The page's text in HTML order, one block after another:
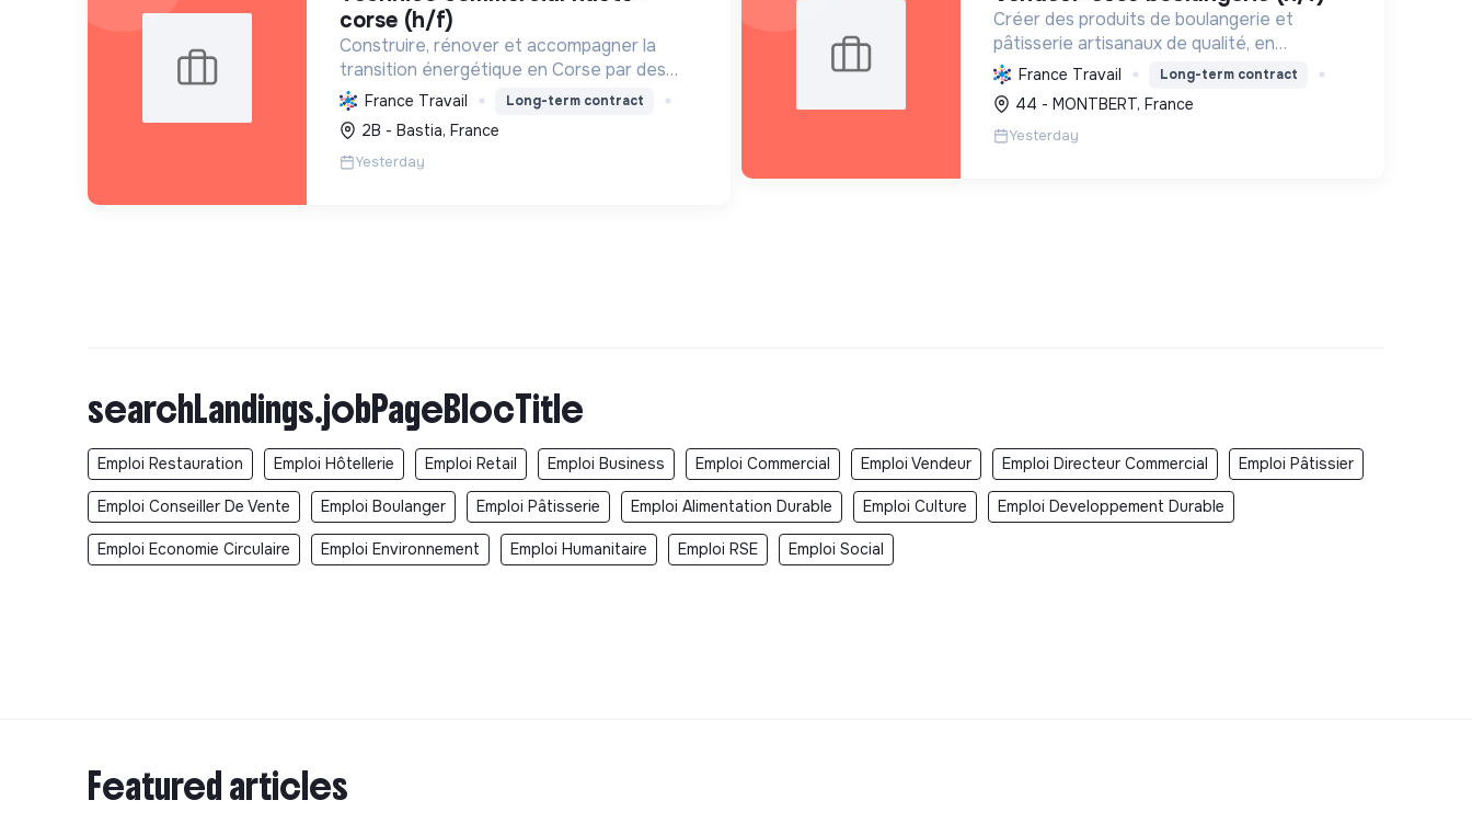
corse (h/f)
Construire, rénover et accompagner la
transition énergétique en Corse par des
solutions durables (solaire, isolation,
chauffage, etc.) et la location de matériel.
Labellisée RGE.
France Travail Long-term contract
2B - Bastia, France
Yesterday
Créer des produits de boulangerie et
pâtisserie artisanaux de qualité, en
valorisant le savoir-faire local, les circuits
courts et la durabilité, pour le bien-être de
la communauté et de l'environneme...
France Travail Long-term contract
44 - MONTBERT, France
Yesterday
searchLandings.jobPageBlocTitle
Emploi Restauration Emploi Hôtellerie Emploi Retail Emploi Business Emploi Commercial Emploi Vendeur Emploi Directeur Commercial Emploi Pâtissier
Emploi Conseiller De Vente Emploi Boulanger Emploi Pâtisserie Emploi Alimentation Durable Emploi Culture Emploi Developpement Durable
Emploi Economie Circulaire Emploi Environnement Emploi Humanitaire Emploi RSE Emploi Social
Featured articles